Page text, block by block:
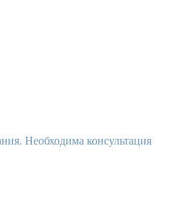
Необходима консультация